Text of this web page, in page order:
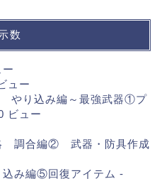
数
ュー
やり込み編～最強武器①プ
ビュー
調合編② 武器・防具作成
み編⑤回復アイテム -